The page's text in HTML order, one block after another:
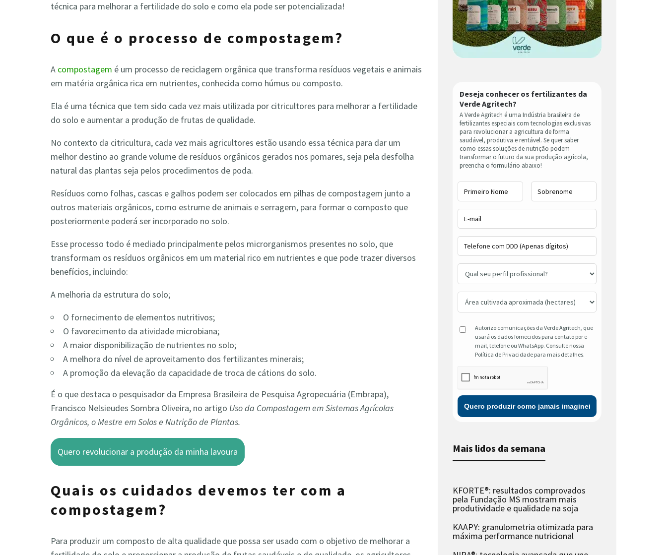
técnica para melhorar a fertilidade do solo e como ela pode ser potencializada!
O que é o processo de compostagem?
A compostagem é um processo de reciclagem orgânica que transforma resíduos vegetais e animais
em matéria orgânica rica em nutrientes, conhecida como húmus ou composto.
Ela é uma técnica que tem sido cada vez mais utilizada por citricultores para melhorar a fertilidade
do solo e aumentar a produção de frutas de qualidade.
No contexto da citricultura, cada vez mais agricultores estão usando essa técnica para dar um
melhor destino ao grande volume de resíduos orgânicos gerados nos pomares, seja pela desfolha
natural das plantas seja pelos procedimentos de poda.
Resíduos como folhas, cascas e galhos podem ser colocados em pilhas de compostagem junto a
outros materiais orgânicos, como estrume de animais e serragem, para formar o composto que
posteriormente poderá ser incorporado no solo.
Esse processo todo é mediado principalmente pelos microrganismos presentes no solo, que
transformam os resíduos orgânicos em um material rico em nutrientes e que pode trazer diversos
benefícios, incluindo:
A melhoria da estrutura do solo;
O fornecimento de elementos nutritivos;
O favorecimento da atividade microbiana;
A maior disponibilização de nutrientes no solo;
A melhora do nível de aproveitamento dos fertilizantes minerais;
A promoção da elevação da capacidade de troca de cátions do solo.
É o que destaca o pesquisador da Empresa Brasileira de Pesquisa Agropecuária (Embrapa),
Francisco Nelsieudes Sombra Oliveira, no artigo Uso da Compostagem em Sistemas Agrícolas
Orgânicos, o Mestre em Solos e Nutrição de Plantas.
Quero revolucionar a produção da minha lavoura
Quais os cuidados devemos ter com a
compostagem?
Para produzir um composto de alta qualidade que possa ser usado com o objetivo de melhorar a
Deseja conhecer os fertilizantes da
Verde Agritech?
A Verde Agritech é uma Indústria brasileira de
fertilizantes especiais com tecnologias exclusivas
para revolucionar a agricultura de forma
saudável, produtiva e rentável. Se quer saber
como essas soluções de nutrição podem
transformar o futuro da sua produção agrícola,
preencha o formulário abaixo!
Autorizo comunicações da Verde Agritech, que
usará os dados fornecidos para contato por e-
mail, telefone ou WhatsApp. Consulte nossa
Política de Privacidade para mais detalhes.
Mais lidos da semana
KFORTE®: resultados comprovados
pela Fundação MS mostram mais
produtividade e qualidade na soja
KAAPY: granulometria otimizada para
máxima performance nutricional